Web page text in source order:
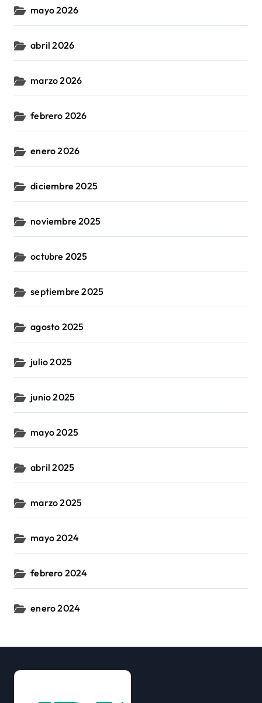
mayo 2026
abril 2026
marzo 2026
febrero 2026
enero 2026
diciembre 2025
noviembre 2025
octubre 2025
septiembre 2025
agosto 2025
julio 2025
junio 2025
mayo 2025
abril 2025
marzo 2025
mayo 2024
febrero 2024
enero 2024